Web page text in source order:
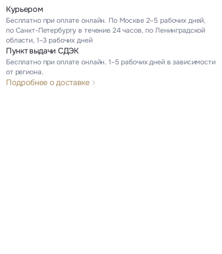
Курьером
Бесплатно при оплате онлайн. По Москве 2–5 рабочих дней,
по Санкт-Петербургу в течение 24 часов, по Ленинградской
области, 1–3 рабочих дней
Пункт выдачи СДЭК
Бесплатно при оплате онлайн. 1–5 рабочих дней в зависимости
от региона.
Подробнее о доставке